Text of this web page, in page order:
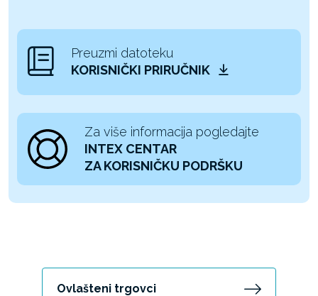
Preuzmi datoteku
KORISNIČKI PRIRUČNIK
Za više informacija pogledajte
INTEX CENTAR
ZA KORISNIČKU PODRŠKU
Ovlašteni trgovci